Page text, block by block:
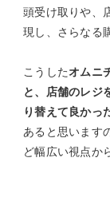
頭受け取りや、
現し、さらなる
こうしたオムニ
と、店舗のレジ
り替えて良かっ
あると思います
ど幅広い視点か